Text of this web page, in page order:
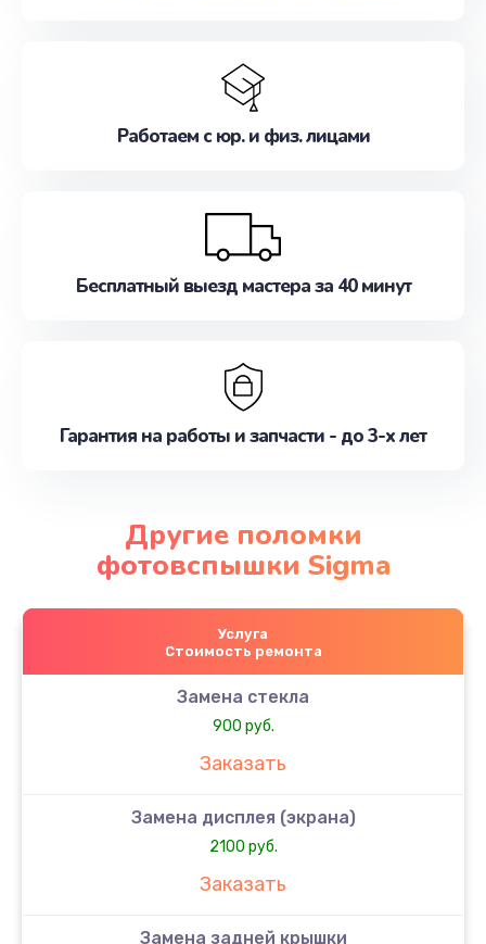
Работаем с юр. и физ. лицами
Бесплатный выезд мастера за 40 минут
Гарантия на работы и запчасти - до 3-х лет
Другие поломки
фотовспышки Sigma
Услуга
Стоимость ремонта
Замена стекла
900 руб.
Заказать
Замена дисплея (экрана)
2100 руб.
Заказать
Замена задней крышки